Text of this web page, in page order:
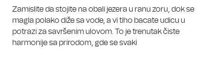
Zamislite da stojite na obali jezera u ranu zoru, dok se
magla polako diže sa vode, a vi tiho bacate udicu u
potrazi za savršenim ulovom. To je trenutak čiste
harmonije sa prirodom, gde se svaki